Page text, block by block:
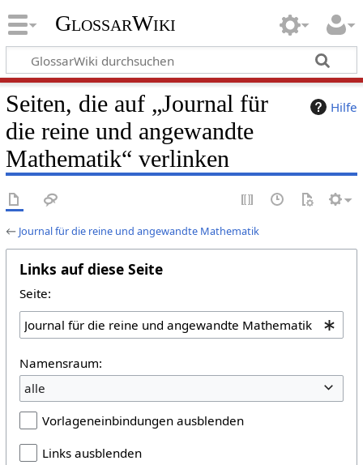
GlossarWiki
Hilfe
Seiten, die auf „Journal für
die reine und angewandte
Mathematik“ verlinken
← Journal für die reine und angewandte Mathematik
Links auf diese Seite
Seite:
Namensraum:
alle
Vorlageneinbindungen ausblenden
Links ausblenden